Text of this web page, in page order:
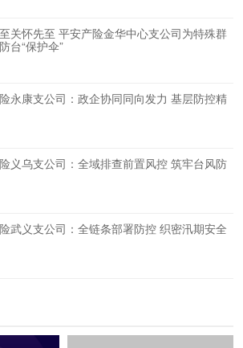
关怀先至 平安产险金华中心支公司为特殊群
台“保护伞”
永康支公司：政企协同同向发力 基层防控精
义乌支公司：全域排查前置风控 筑牢台风防
武义支公司：全链条部署防控 织密汛期安全